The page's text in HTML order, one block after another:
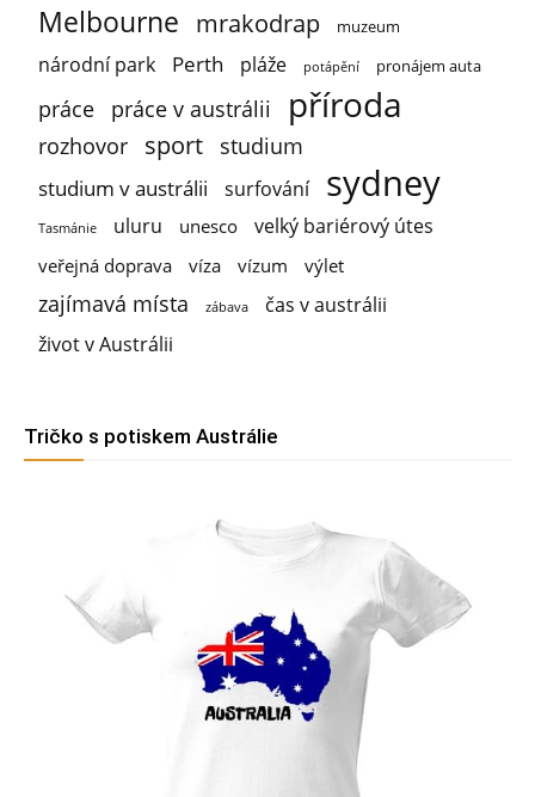
Melbourne mrakodrap muzeum
národní park Perth pláže potápění pronájem auta
práce práce v austrálii příroda
rozhovor sport studium
studium v austrálii surfování sydney
Tasmánie uluru unesco velký bariérový útes
veřejná doprava víza vízum výlet
zajímavá místa zábava
čas v austrálii
život v Austrálii
Tričko s potiskem Austrálie